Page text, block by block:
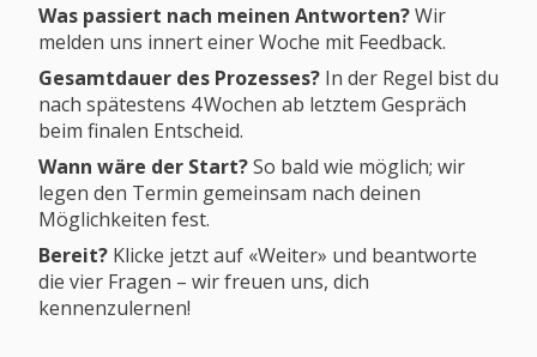
Was passiert nach meinen Antworten?Wir
melden uns innert einer Woche mit Feedback.
Gesamtdauer des Prozesses? In der Regel bist du
nach spätestens 4 Wochen ab letztem Gespräch
beim finalen Entscheid.
Wann wäre der Start?So bald wie möglich; wir
legen den Termin gemeinsam nach deinen
Möglichkeiten fest.
Bereit? Klicke jetzt auf «Weiter» und beantworte
die vier Fragen – wir freuen uns, dich
kennenzulernen!